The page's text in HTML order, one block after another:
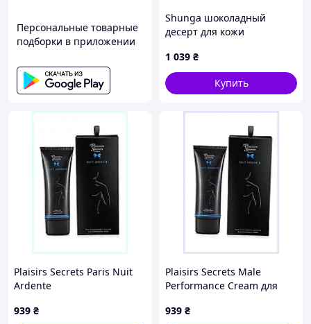
Персональные товарные
подборки в приложении
Shunga шоколадный
десерт для кожи
X11M17K660
1 039 ₴
Купить
Plaisirs Secrets Paris Nuit
Ardente
гель, 7284HB69
939 ₴
Plaisirs Secrets Male
Performance Cream для
E72846A9
939 ₴